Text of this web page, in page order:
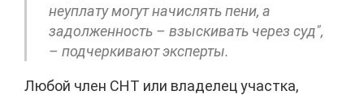
неуплату могут начислять пени, а
задолженность – взыскивать через суд",
– подчеркивают эксперты.
Любой член СНТ или владелец участка,